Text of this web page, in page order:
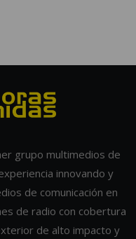
grupo multimedios de
innovando y
de comunicación en
de radio con cobertura
de alto impacto y